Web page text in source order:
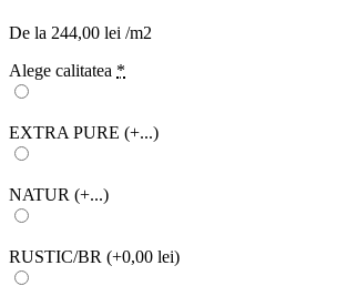
De la 244,00 lei /m2
Alege calitatea *
EXTRA PURE (+...)
NATUR (+...)
RUSTIC/BR (+0,00 lei)